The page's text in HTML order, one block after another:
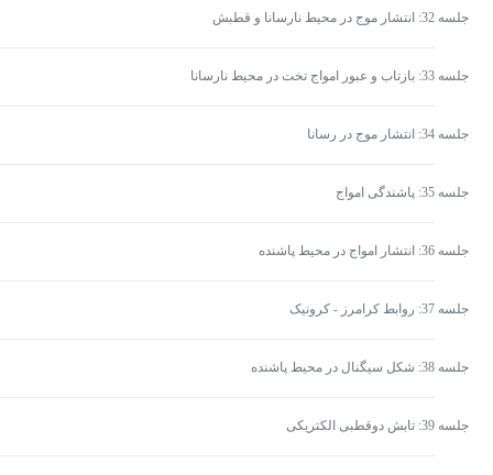
جلسه 32: انتشار موج در محیط نارسانا و قطبش
جلسه 33: بازتاب و عبور امواج تخت در محیط نارسانا
جلسه 34: انتشار موج در رسانا
جلسه 35: پاشندگی امواج
جلسه 36: انتشار امواج در محیط پاشنده
جلسه 37: روابط کرامرز - کرونیک
جلسه 38: شکل سیگنال در محیط پاشنده
جلسه 39: تابش دوقطبی الکتریکی